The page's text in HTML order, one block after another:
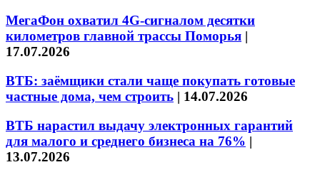
МегаФон охватил 4G-сигналом десятки
километров главной трассы Поморья |
17.07.2026
ВТБ: заёмщики стали чаще покупать готовые
частные дома, чем строить | 14.07.2026
ВТБ нарастил выдачу электронных гарантий
для малого и среднего бизнеса на 76% |
13.07.2026